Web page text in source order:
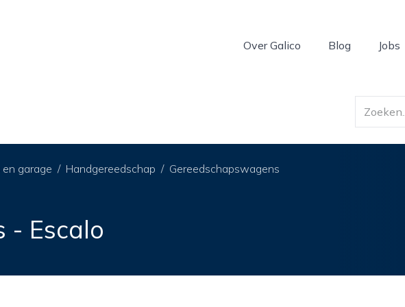
Over Galico Blog Jobs
garage Handgereedschap Gereedschapswagens
- Escalo